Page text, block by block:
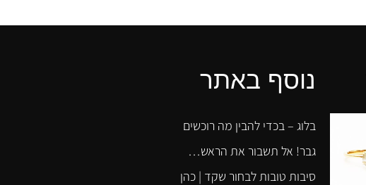
נוסף באתר
בלוג – בכדי להבין מה רוכשים
גבר! אל תשבור את הראש…
סיבות טובות לבחור שקד | כהן